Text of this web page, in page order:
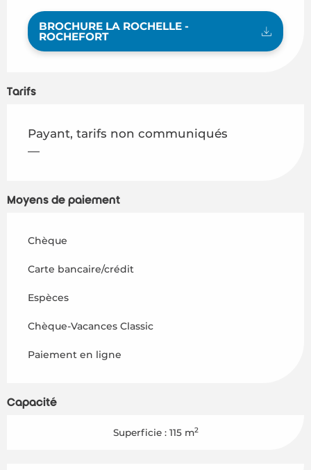
BROCHURE LA ROCHELLE -
ROCHEFORT
Tarifs
Payant, tarifs non communiqués
—
Moyens de paiement
Chèque
Carte bancaire/crédit
Espèces
Chèque-Vacances Classic
Paiement en ligne
Capacité
Superficie : 115 m2